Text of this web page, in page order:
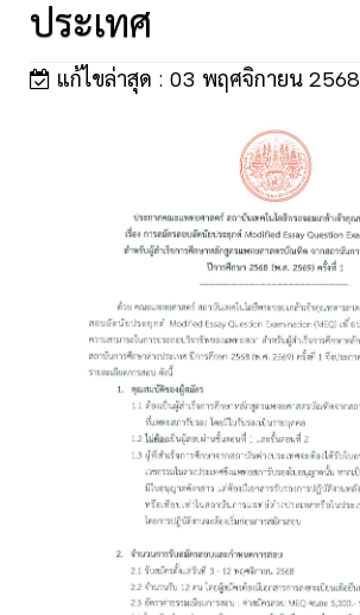
ประเทศ
แก้ไขล่าสุด : 03 พฤศจิกายน 2568